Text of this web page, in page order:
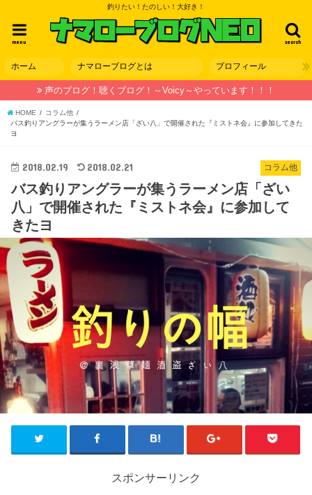
釣りたい！たのしい！大好き！
search
menu
ホーム ナマローブログとは プロフィール
声のブログ！聴くブログ！～Voicy～やっています！！！
HOME
コラム他
バス釣りアングラーが集うラーメン店「ざい八」で開催された『ミストネ会』に参加してきた
ヨ
コラム他
2018.02.19 2018.02.21
バス釣りアングラーが集うラーメン店「ざい
八」で開催された『ミストネ会』に参加して
きたヨ
スポンサーリンク